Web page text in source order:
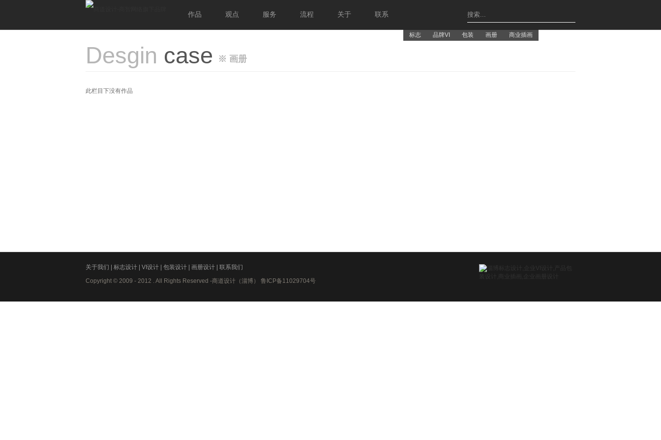
作品 观点 服务 流程 关于 联系
标志 品牌VI 包装 画册 商业插画
Desgin case ※ 画册
此栏目下没有作品
关于我们 标志设计 VI设计 包装设计 画册设计
联系我们
Copyright © 2009 - 2012 . All Rights Reserved -商道设计（淄博） 鲁ICP备11029704号